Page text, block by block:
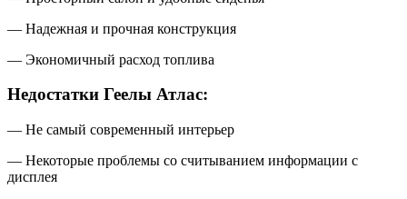
— Надежная и прочная конструкция
— Экономичный расход топлива
Недостатки Геелы Атлас:
— Не самый современный интерьер
— Некоторые проблемы со считыванием информации с
дисплея